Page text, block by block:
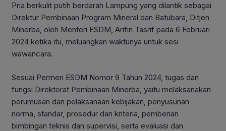
Pria berkulit putih berdarah Lampung yang dilantik sebagai
Direktur Pembinaan Program Mineral dan Batubara, Ditjen
Minerba, oleh Menteri ESDM, Arifin Tasrif pada 6 Februari
2024 ketika itu, meluangkan waktunya untuk sesi
wawancara.
Sesuai Permen ESDM Nomor 9 Tahun 2024, tugas dan
fungsi Direktorat Pembinaan Minerba, yaitu melaksanakan
perumusan dan pelaksanaan kebijakan, penyusunan
norma, standar, prosedur dan kriteria, pemberian
bimbingan teknis dan supervisi, serta evaluasi dan